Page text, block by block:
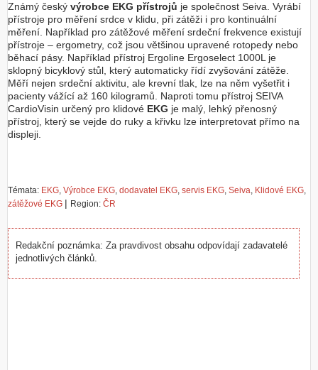
Známý český výrobce EKG přístrojů je společnost Seiva. Vyrábí
přístroje pro měření srdce v klidu, při zátěži i pro kontinuální
měření. Například pro zátěžové měření srdeční frekvence existují
přístroje – ergometry, což jsou většinou upravené rotopedy nebo
běhací pásy. Například přístroj Ergoline Ergoselect 1000L je
sklopný bicyklový stůl, který automaticky řídí zvyšování zátěže.
Měří nejen srdeční aktivitu, ale krevní tlak, lze na něm vyšetřit i
pacienty vážící až 160 kilogramů. Naproti tomu přístroj SEIVA
CardioVisin určený pro klidové EKG je malý, lehký přenosný
přístroj, který se vejde do ruky a křivku lze interpretovat přímo na
displeji.
Témata: EKG, Výrobce EKG, dodavatel EKG, servis EKG, Seiva, Klidové EKG,
zátěžové EKG | Region: ČR
Redakční poznámka: Za pravdivost obsahu odpovídají zadavatelé
jednotlivých článků.